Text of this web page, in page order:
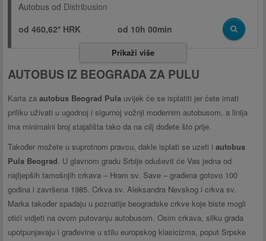
Autobus od Distribusion
od 460,62* HRK
od 10h 00min
Prikaži više
AUTOBUS IZ BEOGRADA ZA PULU
Karta za autobus Beograd Pula uvijek će se isplatiti jer ćete imati
priliku uživati u ugodnoj i sigurnoj vožnji modernim autobusom, a linija
ima minimalni broj stajališta tako da na cilj dođete što prije.
Također možete u suprotnom pravcu, dakle isplati se uzeti i autobus
Pula Beograd. U glavnom gradu Srbije oduševit će Vas jedna od
najljepših tamošnjih crkava – Hram sv. Save – građena gotovo 100
godina i završena 1985. Crkva sv. Aleksandra Nevskog i crkva sv.
Marka također spadaju u poznatije beogradske crkve koje biste mogli
otići vidjeti na ovom putovanju autobusom. Osim crkava, sliku grada
upotpunjavaju i građevine u stilu europskog klasicizma, poput Srpske